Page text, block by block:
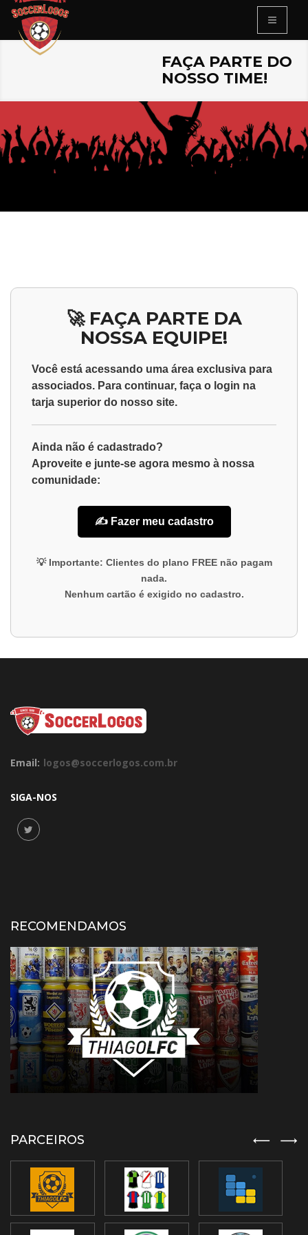
FAÇA PARTE DO
NOSSO TIME!
🚀 FAÇA PARTE DA
NOSSA EQUIPE!
Você está acessando uma área exclusiva para
associados. Para continuar, faça o login na
tarja superior do nosso site.
Ainda não é cadastrado?
Aproveite e junte-se agora mesmo à nossa
comunidade:
✍️ Fazer meu cadastro
💡 Importante: Clientes do plano FREEnão pagam
nada.
Nenhum cartão é exigido no cadastro.
Email: logos@soccerlogos.com.br
SIGA-NOS
RECOMENDAMOS
PARCEIROS